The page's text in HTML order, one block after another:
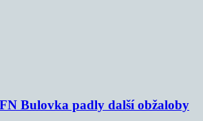
Bulovka padly další obžaloby